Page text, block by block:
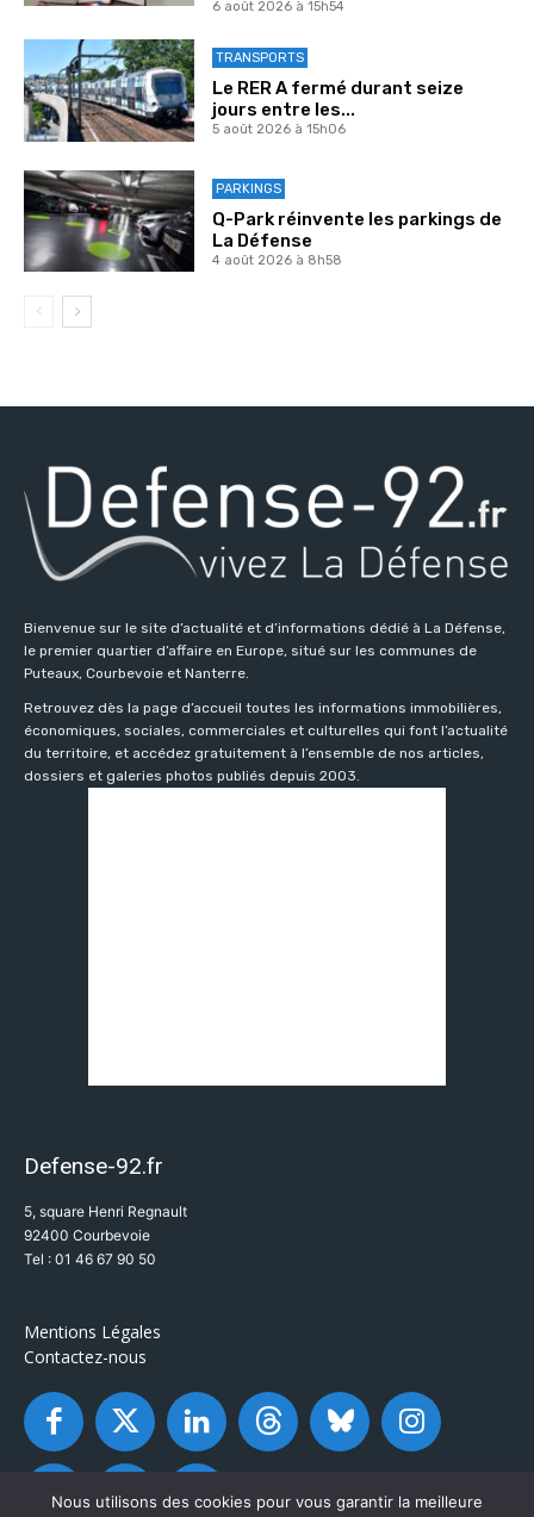
6 août 2026 à 15h54
TRANSPORTS
Le RER A fermé durant seize
jours entre les...
5 août 2026 à 15h06
PARKINGS
Q-Park réinvente les parkings de
La Défense
4 août 2026 à 8h58
Bienvenue sur le site d’actualité et d’informations dédié à La Défense,
le premier quartier d’affaire en Europe, situé sur les communes de
Puteaux, Courbevoie et Nanterre.
Retrouvez dès la page d’accueil toutes les informations immobilières,
économiques, sociales, commerciales et culturelles qui font l’actualité
du territoire, et accédez gratuitement à l’ensemble de nos articles,
dossiers et galeries photos publiés depuis 2003.
Defense-92.fr
5, square Henri Regnault
92400 Courbevoie
Tel : 01 46 67 90 50
Mentions Légales
Contactez-nous
Nous utilisons des cookies pour vous garantir la meilleure